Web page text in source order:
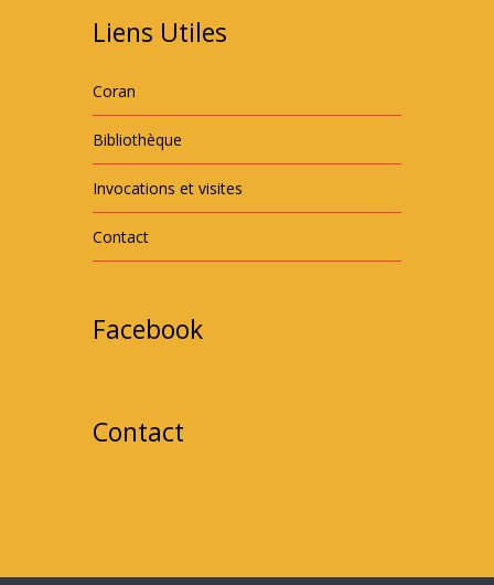
Liens Utiles
Coran
Bibliothèque
Invocations et visites
Contact
Facebook
Contact